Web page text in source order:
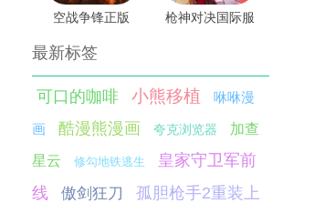
空战争锋正版 枪神对决国际服
最新标签
可口的咖啡 小熊移植 咻咻漫
画 酷漫熊漫画 夸克浏览器 加查
星云 修勾地铁逃生
皇家守卫军前
线
傲剑狂刀
孤胆枪手2重装上